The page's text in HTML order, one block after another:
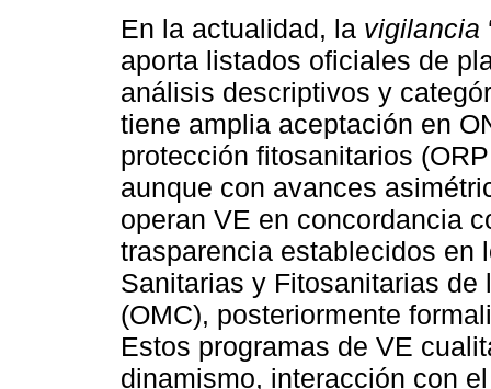
En la actualidad, la vigilancia
aporta listados oficiales de
análisis descriptivos y
tiene amplia aceptación en
protección fitosanitarios
aunque con avances
operan VE en concordancia
trasparencia establecidos en
Sanitarias y Fitosanitarias
(OMC), posteriormente
Estos programas de VE
dinamismo, interacción con